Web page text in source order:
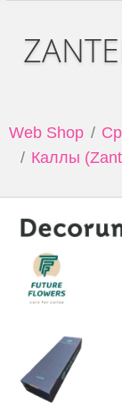
Web Shop
Каллы